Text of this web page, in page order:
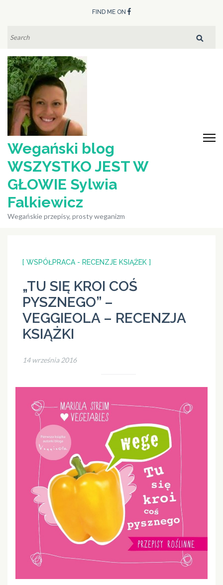
content
(Press
Enter)
FIND ME ON
Wegański blog
WSZYSTKO JEST W
GŁOWIE Sylwia
Falkiewicz
Wegańskie przepisy, prosty weganizm
[ WSPÓŁPRACA - RECENZJE KSIĄŻEK ]
„TU SIĘ KROI COŚ
PYSZNEGO” –
VEGGIEOLA – RECENZJA
KSIĄŻKI
14 września 2016